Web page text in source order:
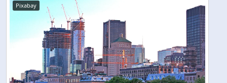
Pixabay